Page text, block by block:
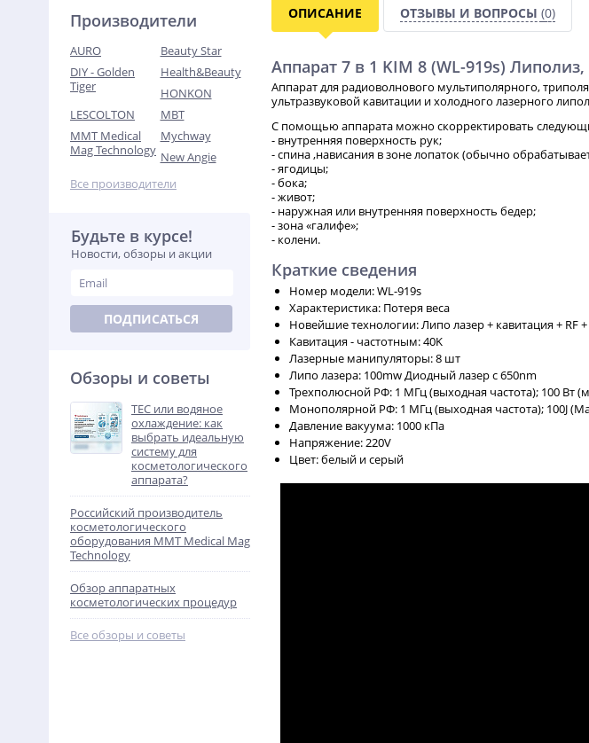
Производители
AURO
Beauty Star
DIY - Golden
Tiger
Health&Beauty
HONKON
LESCOLTON
MBT
MMT Medical
Mag Technology
Mychway
New Angie
Все производители
Будьте в курсе!
Новости, обзоры и акции
ПОДПИСАТЬСЯ
Обзоры и советы
TEC или водяное
охлаждение: как
выбрать идеальную
систему для
косметологического
аппарата?
Российский производитель
косметологического
оборудования MMT Medical Mag
Technology
Обзор аппаратных
косметологических процедур
Все обзоры и советы
ОПИСАНИЕ ОТЗЫВЫ И ВОПРОСЫ (0)
Аппарат 7 в 1 KIM 8 (WL-919s)
Аппарат для радиоволнового мультиполярного,
ультразвуковой кавитации и холодного лазерного
С помощью аппарата можно скорректировать
- внутренняя поверхность рук;
- спина ,нависания в зоне лопаток (обычно
- ягодицы;
- бока;
- живот;
- наружная или внутренняя поверхность бедер;
- зона «галифе»;
- колени.
Краткие сведения
Номер модели: WL-919s
Характеристика: Потеря веса
Новейшие технологии: Липо лазер + кавитация + RF
Кавитация - частотным: 40K
Лазерные манипуляторы: 8 шт
Липо лазера: 100mw Диодный лазер с 650nm
Трехполюсной РФ: 1 МГц (выходная частота); 100 Вт
Монополярной РФ: 1 МГц (выходная частота); 100J
Давление вакуума: 1000 кПа
Напряжение: 220V
Цвет: белый и серый